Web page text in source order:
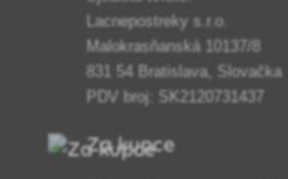
Lacnepostreky s.r.o.
Malokrasňanská 10137/8
831 54 Bratislava, Slovačka
PDV broj: SK2120731437
Za kupce